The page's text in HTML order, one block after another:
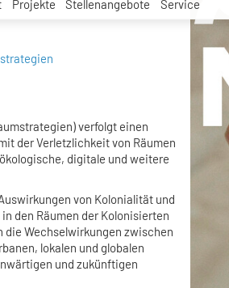
Projekte Stellenangebote Service
verfolgt einen
der Verletzlichkeit von Räumen
digitale und weitere
von Kolonialität und
den Räumen der Kolonisierten
die Wechselwirkungen zwischen
lokalen und globalen
und zukünftigen